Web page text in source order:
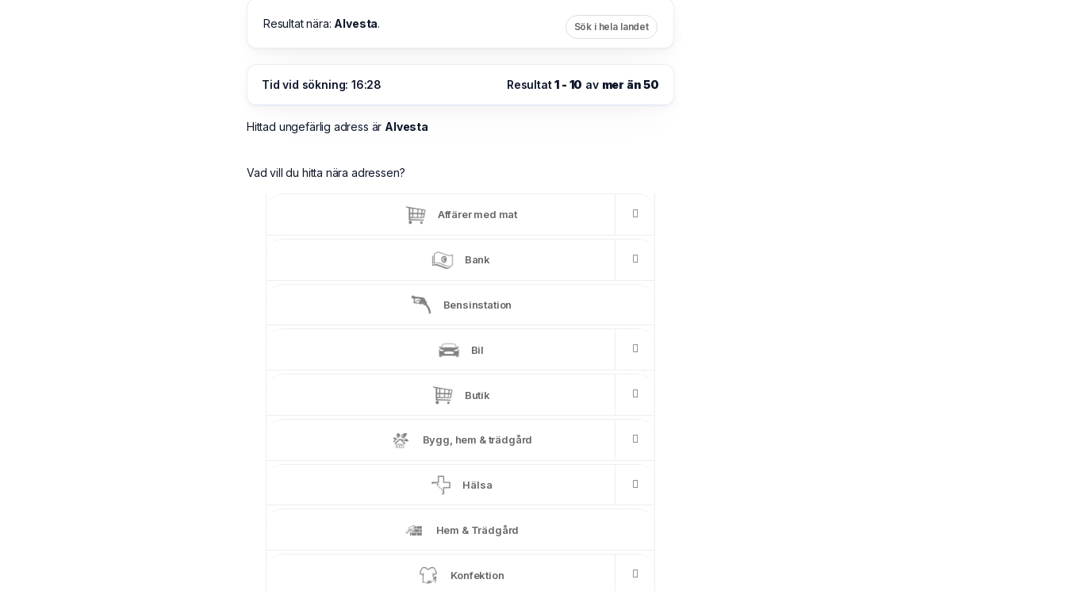
Resultat nära: Alvesta. Sök i hela landet
Tid vid sökning: 16:28 Resultat1 - 10 av mer än 50
Hittad ungefärlig adress är Alvesta
Vad vill du hitta nära adressen?
Affärer med mat
Bank
Bensinstation
Bil
Butik
Bygg, hem & trädgård
Hälsa
Hem & Trädgård
Konfektion